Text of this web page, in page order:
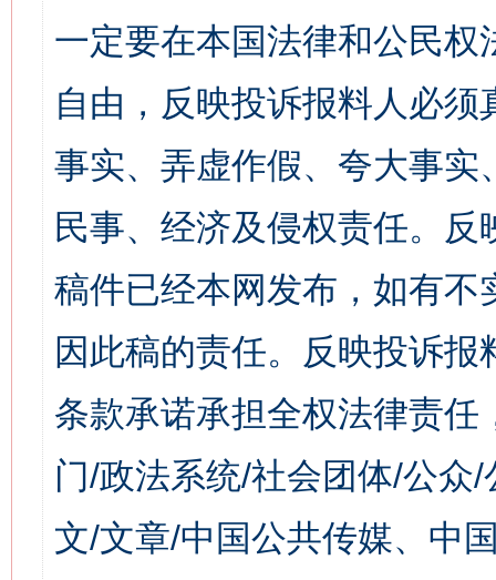
一定要在本国法律和公民
自由，反映投诉报料人必
事实、弄虚作假、夸大事
民事、经济及侵权责任。
稿件已经本网发布，如有
因此稿的责任。反映投诉
条款承诺承担全权法律责
门/政法系统/社会团体/公众
文/文章/中国公共传媒、中